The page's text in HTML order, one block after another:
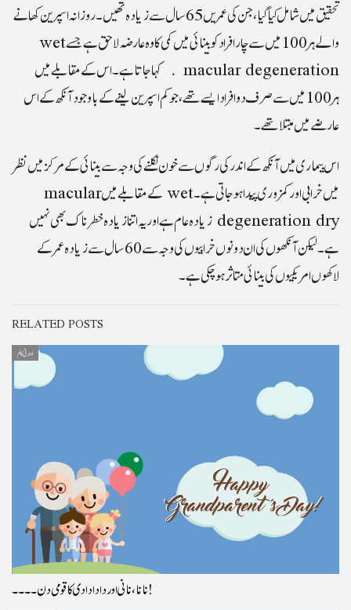
تحقيق ميں شامل کيا گيا، جن کی عمريں 65 سال سے زيادہ تھيں۔ روزانہ اسپرين کھانے
والے ہر 100 ميں سے چار افراد کو بينائی ميں کمی کا وہ عارضہ لاحق ہے جسے wet
macular degeneration کہا جاتا ہے۔ اس کے مقابلے ميں
ہر 100 ميں سے صرف دو افراد ايسے تھے، جو کم اسپرين لينے کے باوجود آنکھ کے اس
عارضے ميں مبتلا تھے۔
اس بيماری ميں آنکھ کے اندر کی رگوں سے خون نکلنے کی وجہ سے بينائی کے مرکز ميں نظر
ميں خرابی اور کمزوری پيدا ہو جاتی ہے۔ wet کے مقابلے ميںmacular
degeneration dry زيادہ عام ہے اور يہ اتنا زيادہ خطرناک بھی نہيں
ہے۔ ليکن آنکھوں کی ان دونوں خرابيوں کی وجہ سے 60 سال سے زيادہ عمر کے
لاکھوں امريکيوں کی بينائی متاثر ہو چکی ہے۔
RELATED POSTS
ادارتی کالم
نانا، نانی اور دادا دادی کا قومی دن ۔۔۔۔!